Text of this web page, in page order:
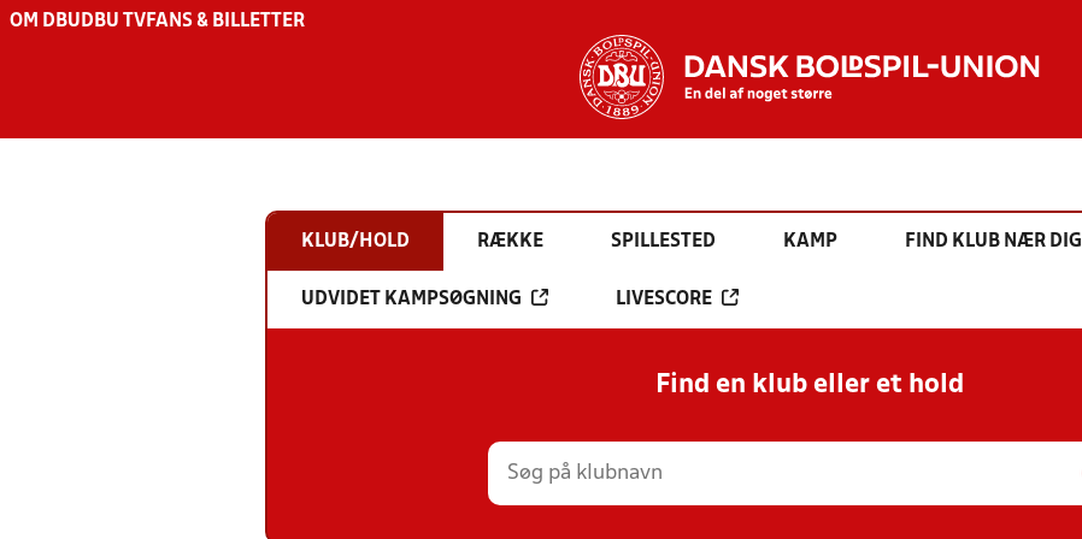
OM DBU DBU TV FANS & BILLETTER
KLUB/HOLD RÆKKE SPILLESTED KAMP FIND KLUB NÆR DIG
UDVIDET KAMPSØGNING LIVESCORE
Find en klub eller et hold